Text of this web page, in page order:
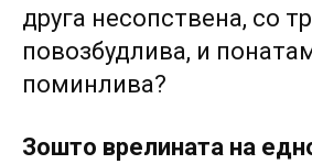
друга несопствена, со
повозбудлива, и
поминлива?
Зошто врелината на